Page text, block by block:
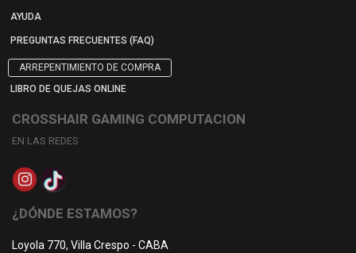
AYUDA
PREGUNTAS FRECUENTES (FAQ)
ARREPENTIMIENTO DE COMPRA
LIBRO DE QUEJAS ONLINE
CROSSHAIR GAMING COMPUTACION
EN LAS REDES
¿DÓNDE ESTAMOS?
Loyola 770, Villa Crespo - CABA